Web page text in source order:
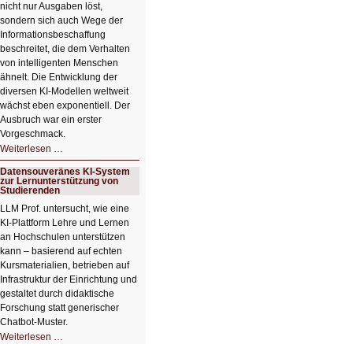
nicht nur Ausgaben löst,
sondern sich auch Wege der
Informationsbeschaffung
beschreitet, die dem Verhalten
von intelligenten Menschen
ähnelt. Die Entwicklung der
diversen KI-Modellen weltweit
wächst eben exponentiell. Der
Ausbruch war ein erster
Vorgeschmack.
Weiterlesen …
Der
Ausbruch
der
KI
Datensouveränes KI-System
zur Lernunterstützung von
Studierenden
LLM Prof. untersucht, wie eine
KI‑Plattform Lehre und Lernen
an Hochschulen unterstützen
kann – basierend auf echten
Kursmaterialien, betrieben auf
Infrastruktur der Einrichtung und
gestaltet durch didaktische
Forschung statt generischer
Chatbot‑Muster.
Weiterlesen …